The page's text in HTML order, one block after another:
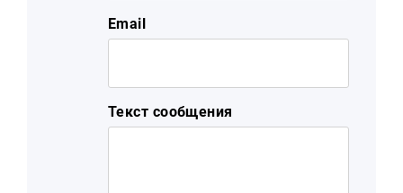
Email
Текст сообщения